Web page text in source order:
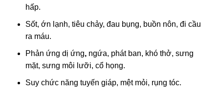
hấp.
Sốt, ớn lạnh, tiêu chảy, đau bụng, buồn nôn, đi cầu
ra máu.
Phản ứng dị ứng, ngứa, phát ban, khó thở, sưng
mặt, sưng môi lưỡi, cổ họng.
Suy chức năng tuyến giáp, mệt mỏi, rụng tóc.